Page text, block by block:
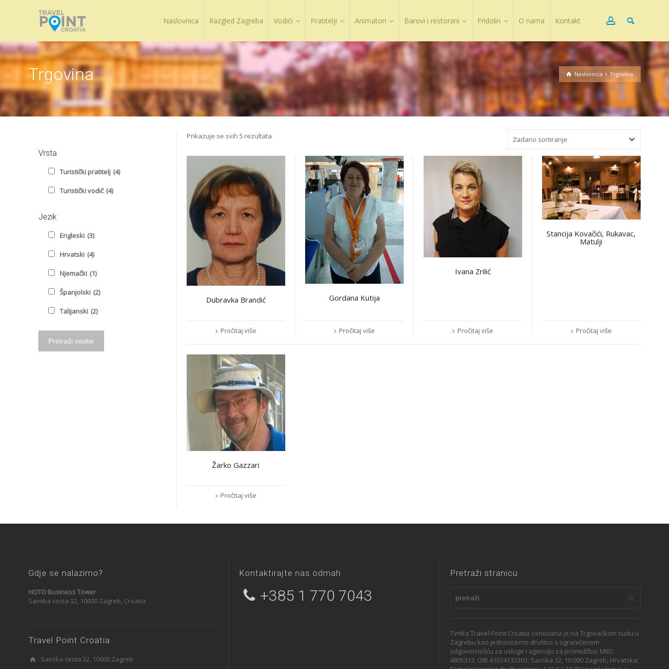
Naslovnica Razgled Zagreba Vodiči Pratitelji Animatori Barovi i restorani Fridolin O nama Kontakt
Naslovnica Trgovina
Trgovina
Prikazuje se svih 5 rezultata Zadano sortiranje
Dubravka Brandić
Pročitaj više
Gordana Kutija
Pročitaj više
Ivana Zrilić
Pročitaj više
Stancija Kovačići, Rukavac,
Matulji
Pročitaj više
Žarko Gazzari
Pročitaj više
Vrsta
Turistički pratitelj (4)
Turistički vodič (4)
Jezik
Engleski (3)
Hrvatski (4)
Njemački (1)
Španjolski (2)
Talijanski (2)
Gdje se nalazimo?
HOTO Business Tower
Savska cesta 32, 10000 Zagreb, Croatia
Travel Point Croatia
Savska cesta 32, 10000 Zagreb
Kontaktirajte nas odmah
+385 1 770 7043
Pretraži stranicu
Tvrtka Travel Point Croatia osnovana je na Trgovačkom sudu u
Zagrebu kao jednostavno društvo s ograničenom
odgovornošću za usluge i agenciju za promidžbu; MBS:
4805313; OIB 41014132301; Savska 32, 10 000 Zagreb, Hrvatska;